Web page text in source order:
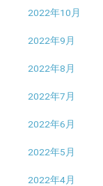
2022年10月
2022年9月
2022年8月
2022年7月
2022年6月
2022年5月
2022年4月